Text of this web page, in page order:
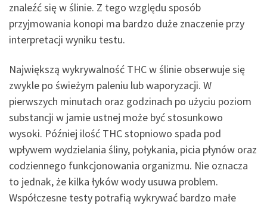
znaleźć się w ślinie. Z tego względu sposób
przyjmowania konopi ma bardzo duże znaczenie przy
interpretacji wyniku testu.
Największą wykrywalność THC w ślinie obserwuje się
zwykle po świeżym paleniu lub waporyzacji. W
pierwszych minutach oraz godzinach po użyciu poziom
substancji w jamie ustnej może być stosunkowo
wysoki. Później ilość THC stopniowo spada pod
wpływem wydzielania śliny, połykania, picia płynów oraz
codziennego funkcjonowania organizmu. Nie oznacza
to jednak, że kilka łyków wody usuwa problem.
Współczesne testy potrafią wykrywać bardzo małe